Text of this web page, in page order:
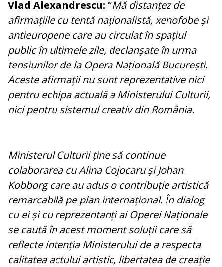
Vlad Alexandrescu: “Mă distanțez de
afirmațiile cu tentă naționalistă, xenofobe și
antieuropene care au circulat în spațiul
public în ultimele zile, declanșate în urma
tensiunilor de la Opera Națională București.
Aceste afirmații nu sunt reprezentative nici
pentru echipa actuală a Ministerului Culturii,
nici pentru sistemul creativ din România.
Ministerul Culturii ține să continue
colaborarea cu Alina Cojocaru și Johan
Kobborg care au adus o contribuție artistică
remarcabilă pe plan internațional. În dialog
cu ei și cu reprezentanți ai Operei Naționale
se caută în acest moment soluții care să
reflecte intenția Ministerului de a respecta
calitatea actului artistic, libertatea de creație